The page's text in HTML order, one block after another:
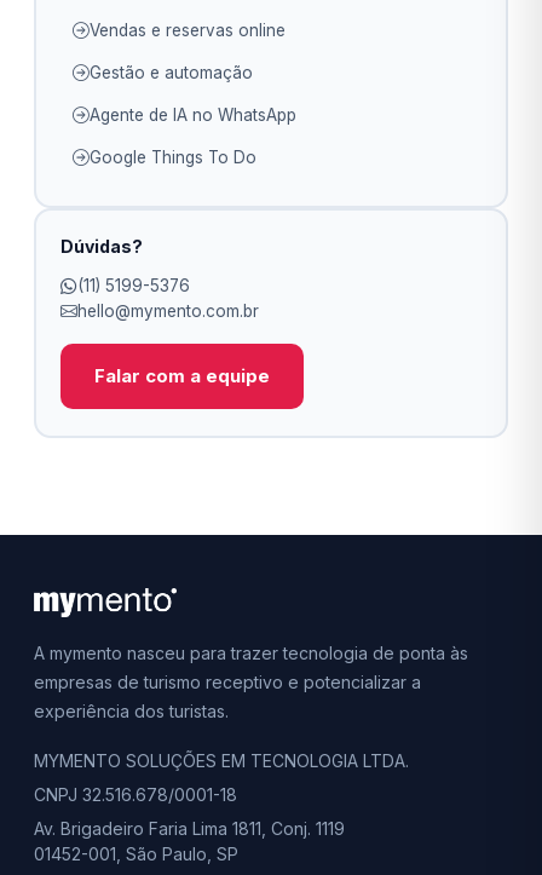
Vendas e reservas online
Gestão e automação
Agente de IA no WhatsApp
Google Things To Do
Dúvidas?
(11) 5199-5376
hello@mymento.com.br
Falar com a equipe
A mymento nasceu para trazer tecnologia de ponta às
empresas de turismo receptivo e potencializar a
experiência dos turistas.
MYMENTO SOLUÇÕES EM TECNOLOGIA LTDA.
CNPJ 32.516.678/0001-18
Av. Brigadeiro Faria Lima 1811, Conj. 1119
01452-001, São Paulo, SP